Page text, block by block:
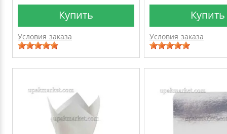
Купить
Условия заказа
Купить
Условия заказа